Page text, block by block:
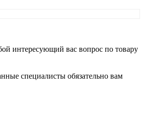
интересующий вас вопрос по товару
специалисты обязательно вам